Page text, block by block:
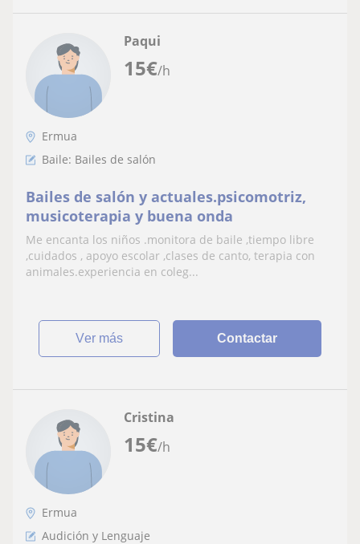
15€/h
Paqui
Ermua
Baile: Bailes de salón
Bailes de salón y actuales.psicomotriz,
musicoterapia y buena onda
Me encanta los niños .monitora de baile ,tiempo libre
,cuidados , apoyo escolar ,clases de canto, terapia con
animales.experiencia en coleg...
ver más Contactar
15€/h
Cristina
Ermua
Audición y Lenguaje